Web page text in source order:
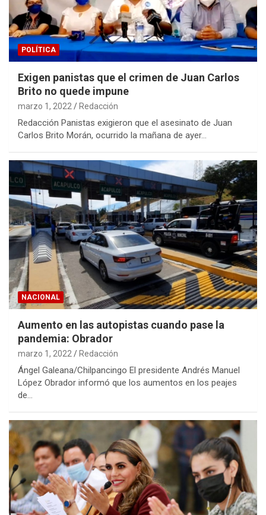
POLÍTICA
Exigen panistas que el crimen de Juan Carlos
Brito no quede impune
marzo 1, 2022 Redacción
Redacción Panistas exigieron que el asesinato de Juan
Carlos Brito Morán, ocurrido la mañana de ayer…
NACIONAL
Aumento en las autopistas cuando pase la
pandemia: Obrador
marzo 1, 2022 Redacción
Ángel Galeana/Chilpancingo El presidente Andrés Manuel
López Obrador informó que los aumentos en los peajes
de…